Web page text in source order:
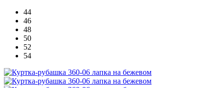
44
46
48
50
52
54